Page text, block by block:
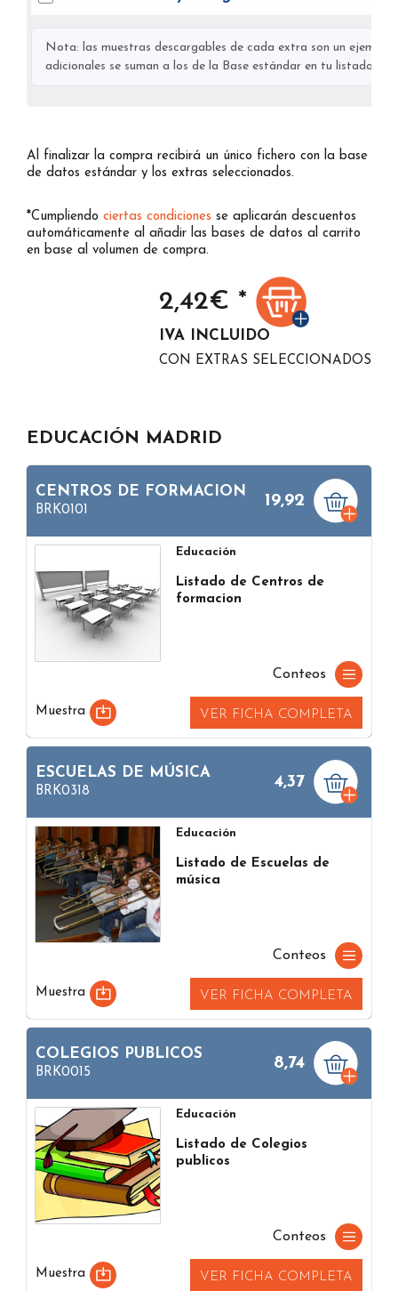
Nota: las muestras descargables de cada extra son un
adicionales se suman a los de la Base estándar en tu listado
Al finalizar la compra recibirá un único fichero con la base
de datos estándar y los extras seleccionados.
*Cumpliendo ciertas condiciones se aplicarán descuentos
automáticamente al añadir las bases de datos al carrito
en base al volumen de compra.
2,42€ *
IVA INCLUIDO
CON EXTRAS SELECCIONADOS
EDUCACIÓN MADRID
CENTROS DE FORMACION
BRK0101
19,92
Educación
Listado de Centros de
formacion
Conteos
Muestra VER FICHA COMPLETA
ESCUELAS DE MÚSICA
BRK0318
4,37
Educación
Listado de Escuelas de
música
Conteos
Muestra VER FICHA COMPLETA
COLEGIOS PUBLICOS
BRK0015
8,74
Educación
Listado de Colegios
publicos
Conteos
Muestra VER FICHA COMPLETA